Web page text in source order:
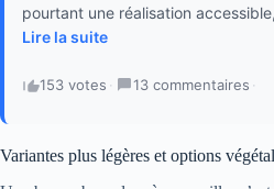
pourtant une réalisation
Lire la suite
153 votes · 13 commentaires ·
Variantes plus légères et options